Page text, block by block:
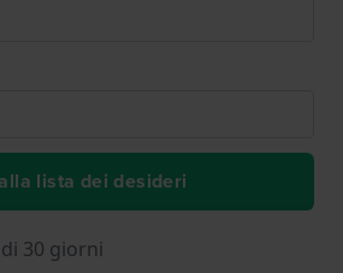
lista dei desideri
30 giorni